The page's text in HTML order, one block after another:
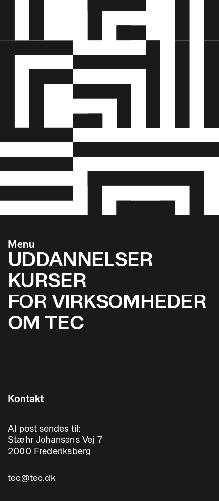
Menu
UDDANNELSER
KURSER
FOR VIRKSOMHEDER
OM TEC
Kontakt
Al post sendes til:
Stæhr Johansens Vej 7
2000 Frederiksberg
tec@tec.dk